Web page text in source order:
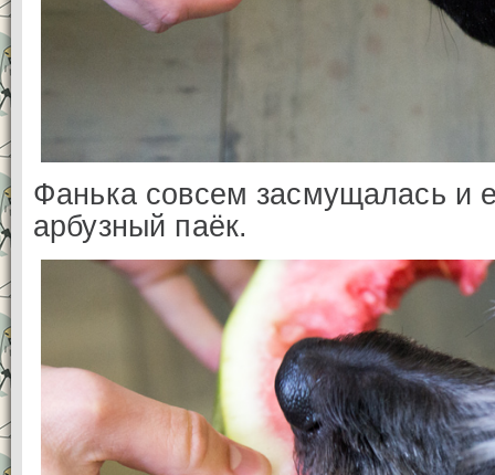
Фанька совсем засмущалась и
арбузный паёк.